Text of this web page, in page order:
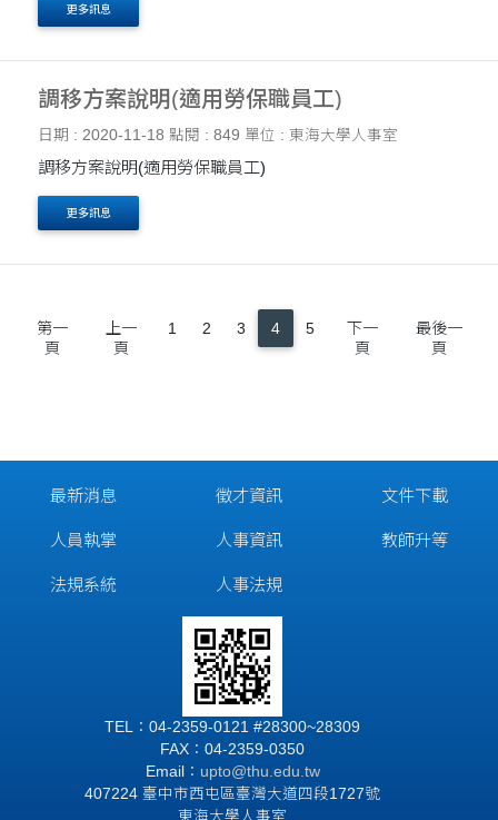
更多訊息
調移方案說明(適用勞保職員工)
日期 : 2020-11-18 點閱 : 849 單位 : 東海大學人事室
調移方案說明(適用勞保職員工)
更多訊息
第一
頁
上一
頁
1 2 3 4 5
下一
頁
最後一
頁
最新消息
人員執掌
法規系統
徵才資訊
人事資訊
人事法規
文件下載
教師升等
TEL：04-2359-0121 #28300~28309
FAX：04-2359-0350
Email： upto@thu.edu.tw
407224 臺中市西屯區臺灣大道四段1727號
東海大學人事室